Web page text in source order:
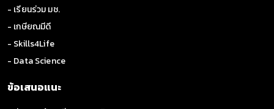
- เรียนร่วม มช.
- เกษียณมีดี
- Skills4Life
- Data Science
ข้อเสนอแนะ